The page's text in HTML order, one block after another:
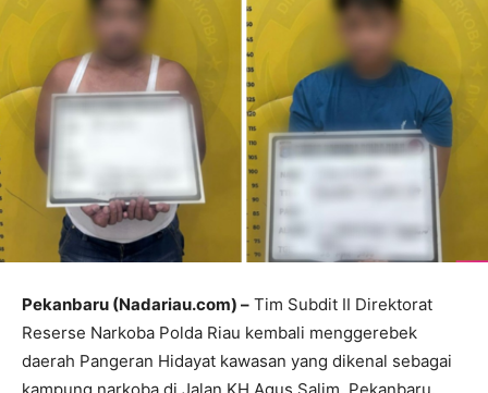
Pekanbaru (Nadariau.com) – Tim Subdit II Direktorat
Reserse Narkoba Polda Riau kembali menggerebek
daerah Pangeran Hidayat kawasan yang dikenal sebagai